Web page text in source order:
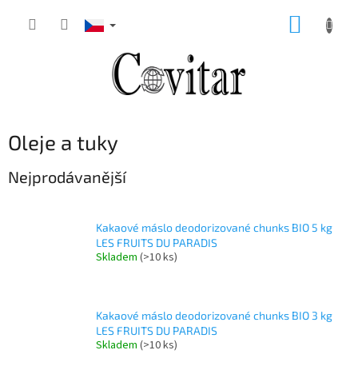
Oleje a tuky
Nejprodávanější
Kakaové máslo deodorizované chunks BIO 5 kg
LES FRUITS DU PARADIS
Skladem (>10 ks)
Kakaové máslo deodorizované chunks BIO 3 kg
LES FRUITS DU PARADIS
Skladem (>10 ks)